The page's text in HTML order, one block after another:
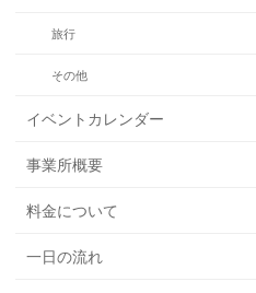
旅行
その他
イベントカレンダー
事業所概要
料金について
一日の流れ